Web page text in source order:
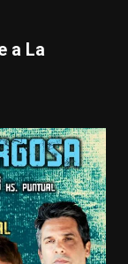
a La